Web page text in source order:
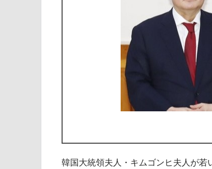
韓国大統領夫人・キムゴンヒ夫人が